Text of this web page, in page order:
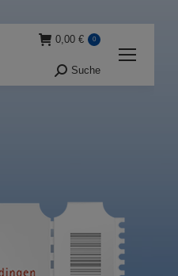
0,00 € 0
Suche:
Suche